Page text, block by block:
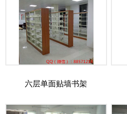
六层单面贴墙书架